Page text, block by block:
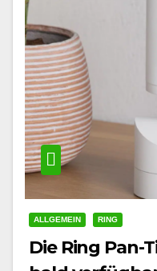
ALLGEMEIN RING
Die Ring Pan-